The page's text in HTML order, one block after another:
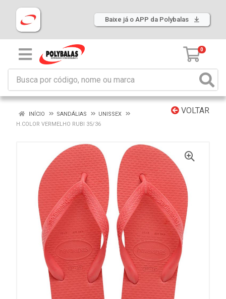
Baixe já o APP da Polybalas
0
VOLTAR
INÍCIO SANDÁLIAS
UNISSEX
H.COLOR VERMELHO RUBI 35/36